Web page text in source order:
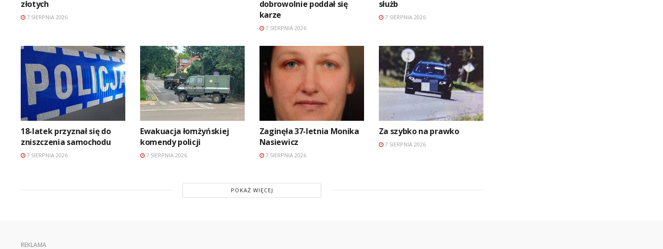
złotych
7 SIERPNIA 2026
dobrowolnie poddał się
karze
7 SIERPNIA 2026
służb
7 SIERPNIA 2026
18-latek przyznał się do
zniszczenia samochodu
7 SIERPNIA 2026
Ewakuacja łomżyńskiej
komendy policji
7 SIERPNIA 2026
Zaginęła 37-letnia Monika
Nasiewicz
7 SIERPNIA 2026
Za szybko na prawko
7 SIERPNIA 2026
POKAŻ WIĘCEJ
REKLAMA